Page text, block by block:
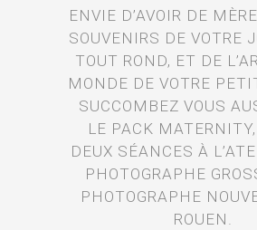
ENVIE D’AVOIR DE
SOUVENIRS DE VOTRE
TOUT ROND, ET DE
MONDE DE VOTRE
SUCCOMBEZ VOUS
LE PACK
DEUX SÉANCES À
PHOTOGRAPHE
PHOTOGRAPHE
ROUEN.